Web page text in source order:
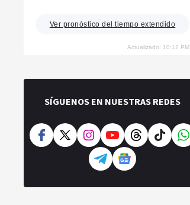
Ver pronóstico del tiempo extendido
Actualizado: 10:12 PM
SÍGUENOS EN NUESTRAS REDES